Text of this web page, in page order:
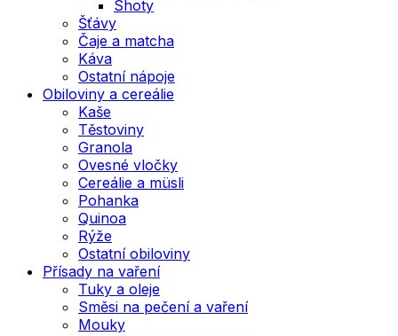
Shoty
Šťávy
Čaje a matcha
Káva
Ostatní nápoje
Obiloviny a cereálie
Kaše
Těstoviny
Granola
Ovesné vločky
Cereálie a müsli
Pohanka
Quinoa
Rýže
Ostatní obiloviny
Přísady na vaření
Tuky a oleje
Směsi na pečení a vaření
Mouky